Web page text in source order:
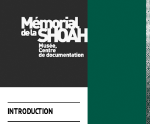
INTRODUCTION